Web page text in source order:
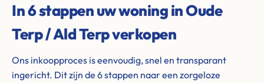
In 6 stappen uw woning in Oude
Terp / Ald Terp verkopen
Ons inkoopproces is eenvoudig, snel en transparant
ingericht. Dit zijn de 6 stappen naar een zorgeloze